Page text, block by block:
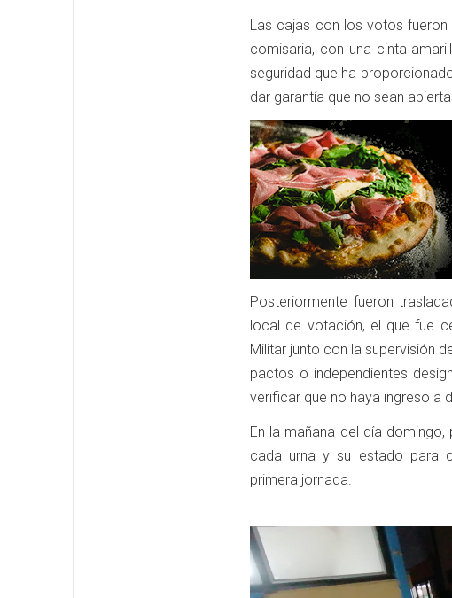
Las cajas con los votos
comisaria, con una cinta
seguridad que ha
dar garantía que no sean
Posteriormente fueron
local de votación, el que fue
Militar junto con la supervisión
pactos o independientes
verificar que no haya ingreso a
En la mañana del día
cada urna y su estado para
primera jornada.